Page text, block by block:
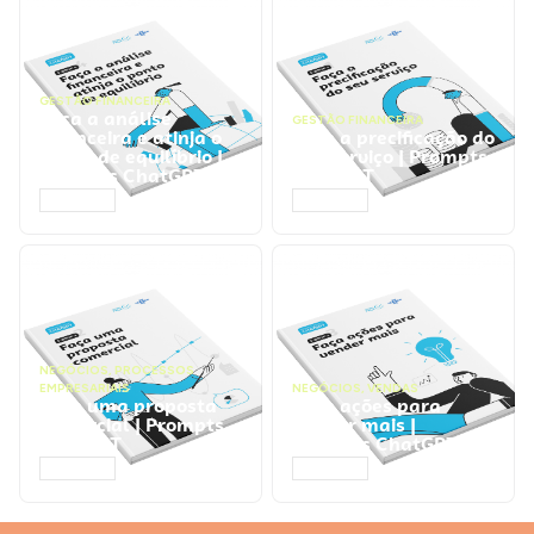
GESTÃO FINANCEIRA
Faça a análise
financeira e atinja o
ponto de equilíbrio |
Prompts ChatGPT
GESTÃO FINANCEIRA
Faça a precificação do
seu serviço | Prompts
ChatGPT
NEGÓCIOS, PROCESSOS
EMPRESARIAIS
Faça uma proposta
comercial | Prompts
ChatGPT
NEGÓCIOS, VENDAS
Faça ações para
vender mais |
Prompts ChatGPT